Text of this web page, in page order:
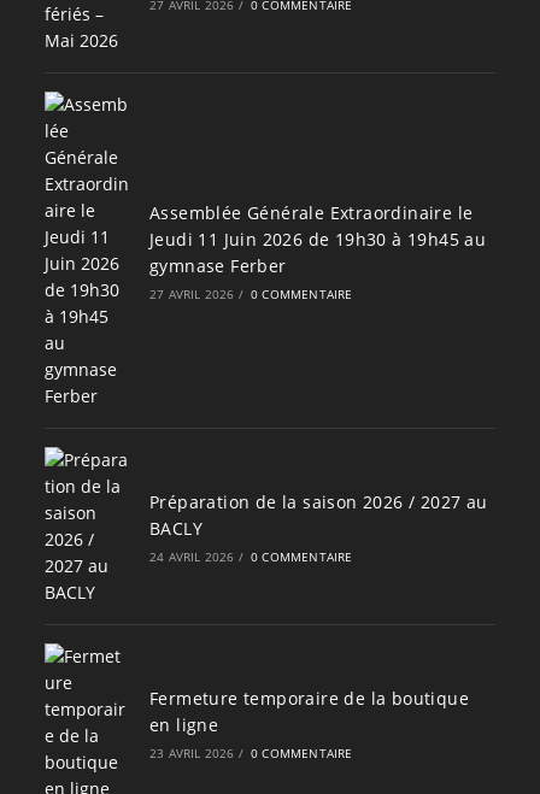
27 AVRIL 2026 / 0 COMMENTAIRE
Assemblée Générale Extraordinaire le
Jeudi 11 Juin 2026 de 19h30 à 19h45 au
gymnase Ferber
27 AVRIL 2026 / 0 COMMENTAIRE
Préparation de la saison 2026 / 2027 au
BACLY
24 AVRIL 2026 / 0 COMMENTAIRE
Fermeture temporaire de la boutique
en ligne
23 AVRIL 2026 / 0 COMMENTAIRE